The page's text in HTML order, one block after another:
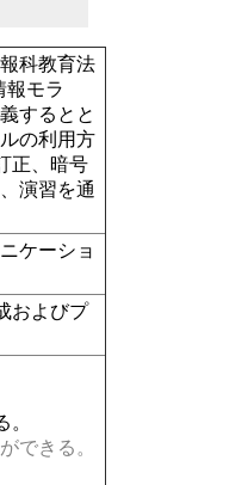
科教育法
報モラ
するとと
の利用方
正、暗号
演習を通
ケーショ
およびプ
できる。